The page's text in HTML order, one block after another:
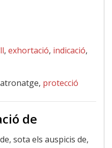
, exhortació, indicació,
protecció
de
sota els auspicis de,